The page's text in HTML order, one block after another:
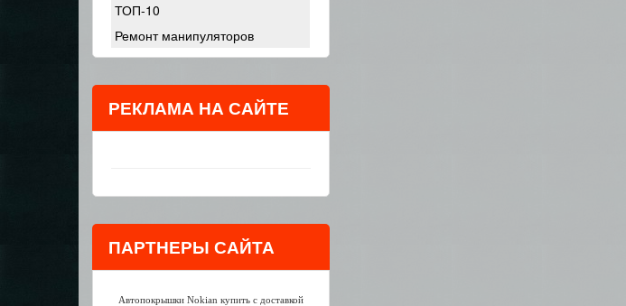
ТОП-10
Ремонт манипуляторов
РЕКЛАМА НА САЙТЕ
ПАРТНЕРЫ САЙТА
Автопокрышки Nokian купить с доставкой